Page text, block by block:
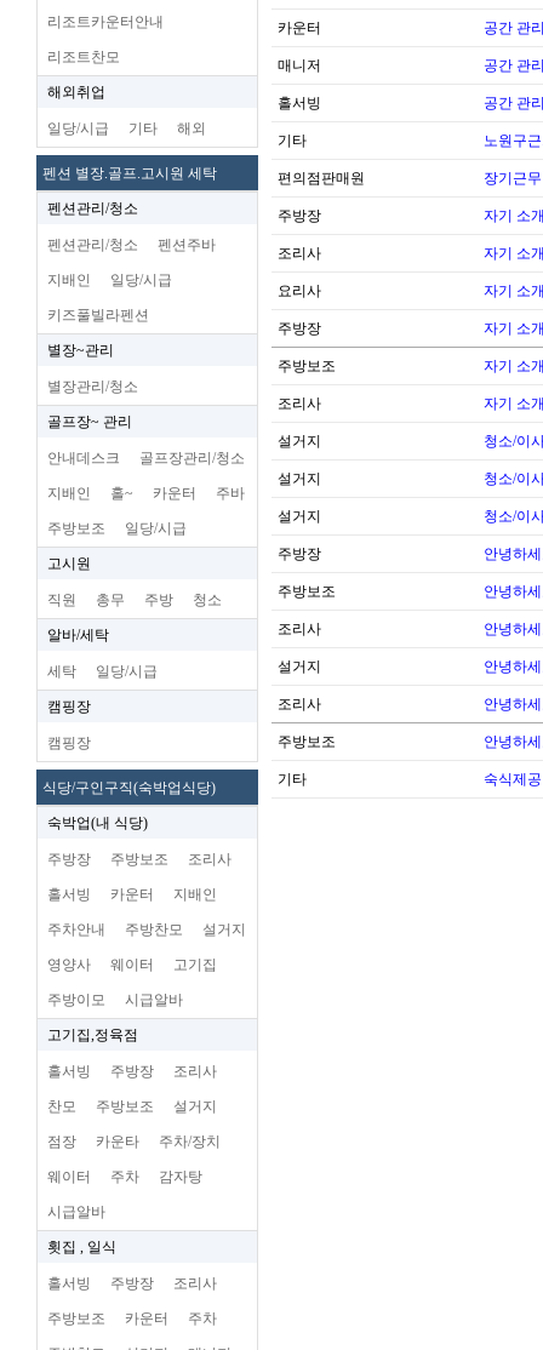
리조트카운터안내
리조트찬모
해외취업
일당/시급 기타 해외
펜션 별장.골프.고시원 세탁
펜션관리/청소
펜션관리/청소 펜션주바
지배인 일당/시급
키즈풀빌라펜션
별장~관리
별장관리/청소
골프장~ 관리
안내데스크 골프장관리/청소
지배인 홀~ 카운터 주바
주방보조 일당/시급
고시원
직원 총무 주방 청소
알바/세탁
세탁 일당/시급
캠핑장
캠핑장
식당/구인구직(숙박업식당)
숙박업(내 식당)
주방장 주방보조 조리사
홀서빙 카운터 지배인
주차안내 주방찬모 설거지
영양사 웨이터 고기집
주방이모 시급알바
고기집,정육점
홀서빙 주방장 조리사
찬모 주방보조 설거지
점장 카운타 주차/장치
웨이터 주차 감자탕
시급알바
횟집 , 일식
홀서빙 주방장 조리사
주방보조 카운터 주차
카운터 공간 관
매니저 공간 관
홀서빙 공간 관
기타 노원구
편의점판매원 장기근
주방장 자기 소
조리사 자기 소
요리사 자기 소
주방장 자기 소
주방보조 자기 소
조리사 자기 소
설거지 청소/이
설거지 청소/이
설거지 청소/이
주방장 안녕하
주방보조 안녕하
조리사 안녕하
설거지 안녕하
조리사 안녕하
주방보조 안녕하
기타 숙식제